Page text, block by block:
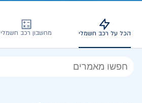
הכל על רכב חשמלי מחשבון רכב חשמלי
הכל